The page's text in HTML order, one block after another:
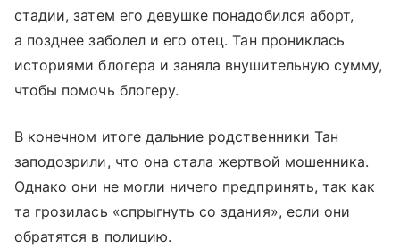
стадии, затем его девушке понадобился аборт,
а позднее заболел и его отец. Тан прониклась
историями блогера и заняла внушительную сумму,
чтобы помочь блогеру.
В конечном итоге дальние родственники Тан
заподозрили, что она стала жертвой мошенника.
Однако они не могли ничего предпринять, так как
та грозилась «спрыгнуть со здания», если они
обратятся в полицию.